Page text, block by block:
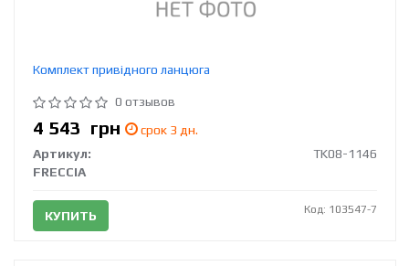
Комплект привідного ланцюга
0 отзывов
4 543 грн
срок 3 дн.
Артикул:
TK08-1146
FRECCIA
КУПИТЬ Код: 103547-7